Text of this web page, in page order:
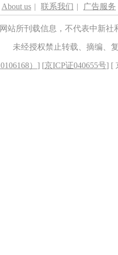
About us | 联系我们 | 广告服务
站所刊载信息，不代表中新
未经授权禁止转载、摘编、
） ] [京ICP证040655号] [